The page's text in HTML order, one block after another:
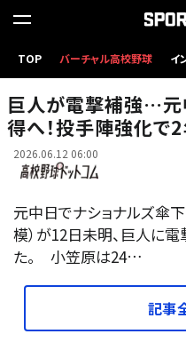
TOP バーチャル高校野球 イ
中日時代の小笠原投手
巨人が電撃補強…元
得へ！投手陣強化で
2026.06.12 06:00
元中日でナショナルズ傘
模）が12日未明、巨人に
た。 小笠原は24…
記事